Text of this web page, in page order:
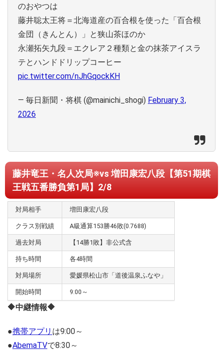
のおやつは
藤井聡太王将＝北海道産の百合根を使った「百合根
金団（きんとん）」と狭山茶ほのか
永瀬拓矢九段＝エクレア２種類と金の抹茶アイスラ
テとハンドドリップコーヒー
pic.twitter.com/nJhGqockKH
— 毎日新聞・将棋 (@mainichi_shogi) February 3,
2026
藤井竜王・名人次局※vs 増田康宏八段【第51期棋
王戦五番勝負第1局】2/8
対局相手 増田康宏八段
クラス別戦績 A級通算153勝46敗(0.7688)
過去対局 【14勝1敗】非公式含
持ち時間 各4時間
対局場所 愛媛県松山市「道後温泉ふなや」
開始時間 9:00～
🔶中継情報🔶
●携帯アプリ は9:00～
●AbemaTVで8:30～